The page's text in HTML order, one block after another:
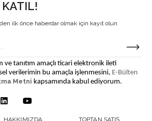
KATIL!
ilk önce haberdar olmak için kayıt olun
ve tanıtım amaçlı ticari elektronik ileti
verilerimin bu amaçla işlenmesini, E-Bülten
Metni kapsamında kabul ediyorum.